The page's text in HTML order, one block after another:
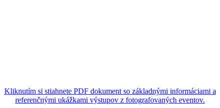
Kliknutím si stiahnete PDF dokument so základnými informáciami a
referenčnými ukážkami výstupov z fotografovaných eventov.